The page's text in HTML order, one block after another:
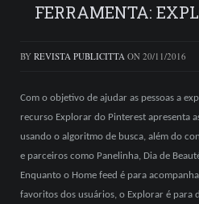
FERRAMENTA:
BY REVISTA PUBLICITTA ON 20/11/2016
Com o objetivo de ajudar as pessoas a
recurso Explorar do Pinterest apresenta
usando o algoritmo de busca, além do
e parceiros como Panelinha, Dia de
Enquanto o Home feed é para
favoritos dos usuários, o Explorar é para